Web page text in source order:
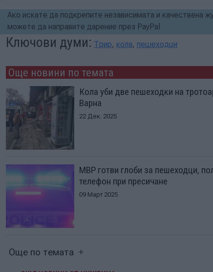
Ако искате да подкрепите независимата и качествена
можете да направите дарение през PayPal
Ключови думи: Трир, кола, пешеходци
Още новини по темата
Кола уби две пешеходки на
Варна
22 Дек. 2025
МВР готви глоби за пешеходци,
телефон при пресичане
09 Март 2025
Още по темата